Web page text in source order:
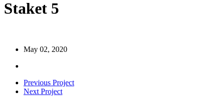
Staket 5
May 02, 2020
Previous Project
Next Project